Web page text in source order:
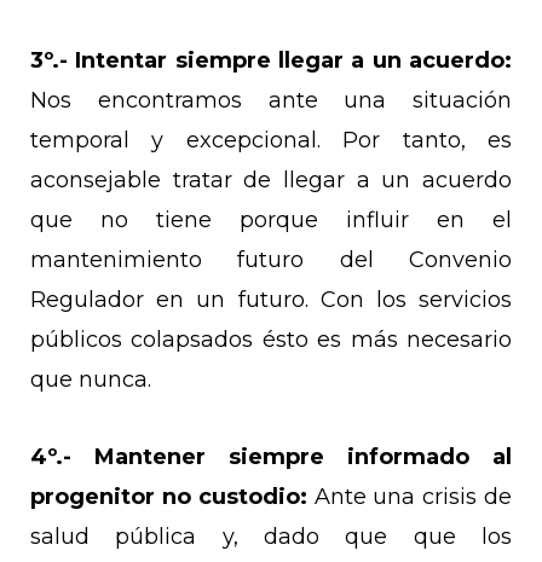
3º.- Intentar siempre llegar a un acuerdo:
Nos encontramos ante una situación
temporal y excepcional. Por tanto, es
aconsejable tratar de llegar a un acuerdo
que no tiene porque influir en el
mantenimiento futuro del Convenio
Regulador en un futuro. Con los servicios
públicos colapsados ésto es más necesario
que nunca.
4º.-
Mantener siempre informado al
progenitor no custodio: Ante una crisis de
salud pública y, dado que que los